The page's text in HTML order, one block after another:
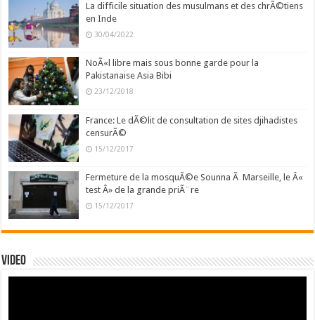
La difficile situation des musulmans et des chrÃ©tiens
en Inde
30/04/2022
NoÃ«l libre mais sous bonne garde pour la
Pakistanaise Asia Bibi
23/12/2018
France: Le dÃ©lit de consultation de sites djihadistes
censurÃ©
15/12/2017
Fermeture de la mosquÃ©e Sounna Ã Marseille, le Â«
test Â» de la grande priÃ¨re
15/12/2017
Video